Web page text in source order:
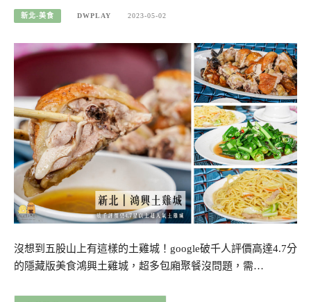
新北-美食 DWPLAY 2023-05-02
沒想到五股山上有這樣的土雞城！google破千人評價高達4.7分
的隱藏版美食鴻興土雞城，超多包廂聚餐沒問題，需…